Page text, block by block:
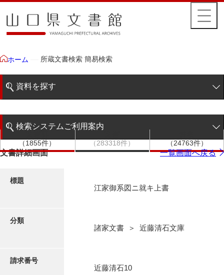
ホーム 所蔵文書検索 簡易検索
資料を探す
階層検索
写真・絵はがき
近代刊行写真帳類
検索システムご利用案内
検索システムの利用について
（1855件）
（283318件）
（24763件）
文書詳細画面 一覧画面へ戻る
標題
江家御系図ニ就キ上書
分類
諸家文書 ＞ 近藤清石文庫
請求番号
近藤清石10